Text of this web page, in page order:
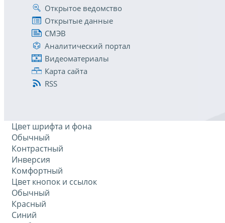
Открытое ведомство
Открытые данные
СМЭВ
Аналитический портал
Видеоматериалы
Карта сайта
RSS
Цвет шрифта и фона
Обычный
Контрастный
Инверсия
Комфортный
Цвет кнопок и ссылок
Обычный
Красный
Синий